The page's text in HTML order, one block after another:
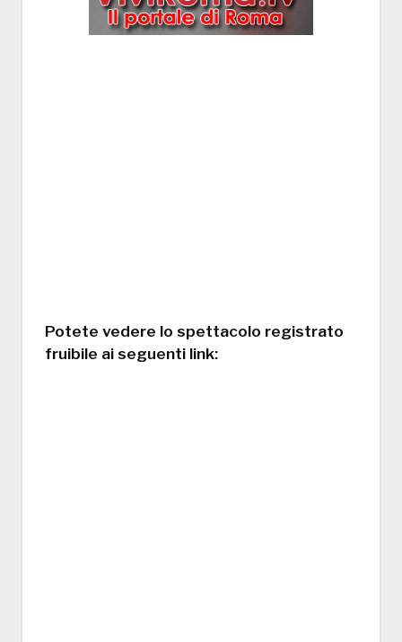
Potete vedere lo spettacolo registrato
fruibile ai seguenti link: